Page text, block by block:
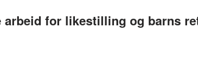
for likestilling og barns